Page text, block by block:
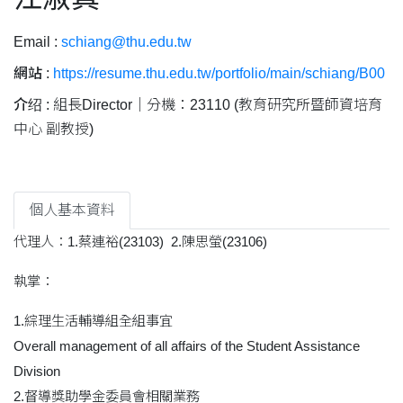
Email : schiang@thu.edu.tw
網站 : https://resume.thu.edu.tw/portfolio/main/schiang/B00
介绍 : 組長Director｜分機：23110 (教育研究所暨師資培育
中心 副教授)
個人基本資料
代理人：1.蔡連裕(23103) 2.陳思螢(23106)
執掌：
1.綜理生活輔導組全組事宜
Overall management of all affairs of the Student Assistance
Division
2.督導獎助學金委員會相關業務